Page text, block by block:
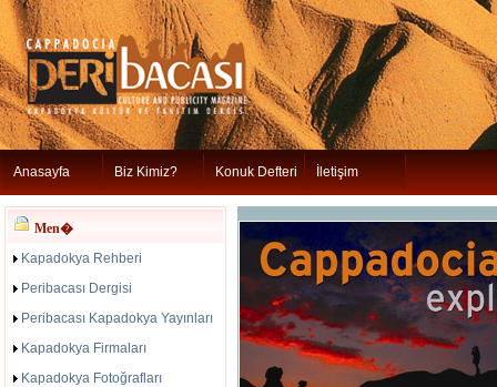
Anasayfa Biz Kimiz? Konuk Defteri İletişim
Men�
Kapadokya Rehberi
Peribacası Dergisi
Peribacası Kapadokya Yayınları
Kapadokya Firmaları
Kapadokya Fotoğrafları